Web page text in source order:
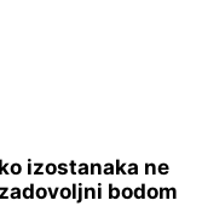
izostanaka ne
bodom